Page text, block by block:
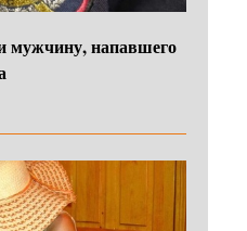
мужчину, напавшего